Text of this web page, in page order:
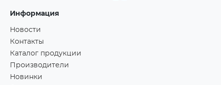
Информация
Новости
Контакты
Каталог продукции
Производители
Новинки